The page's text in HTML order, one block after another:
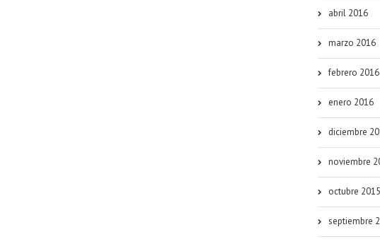
abril 2016
marzo 2016
febrero 2016
enero 2016
diciembre
noviembre
octubre 2015
septiembre